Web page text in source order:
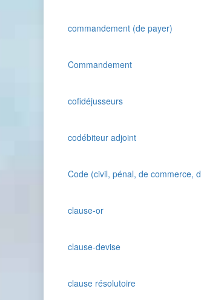
commandement (de payer)
Commandement
cofidéjusseurs
codébiteur adjoint
Code (civil, pénal, de commerce,
clause-or
clause-devise
clause résolutoire